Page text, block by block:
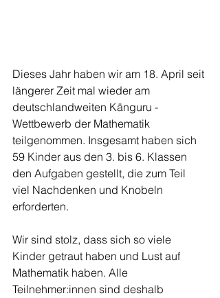
Dieses Jahr haben wir am 18. April seit
längerer Zeit mal wieder am
deutschlandweiten Känguru -
Wettbewerb der Mathematik
teilgenommen. Insgesamt haben sich
59 Kinder aus den 3. bis 6. Klassen
den Aufgaben gestellt, die zum Teil
viel Nachdenken und Knobeln
erforderten.
Wir sind stolz, dass sich so viele
Kinder getraut haben und Lust auf
Mathematik haben. Alle
Teilnehmer:innen sind deshalb